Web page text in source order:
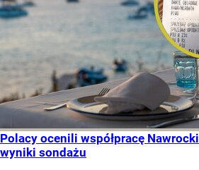
Polacy ocenili współpracę
wyniki sondażu